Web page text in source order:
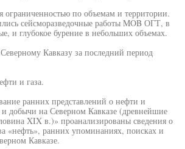
ограниченностью по объемам и территории.
сейсморазведочные работы MOB ОГТ, в
и глубокое бурение в небольших объемах.
Кавказу за последний период
и газа.
ранних представлений о нефти и
и добычи на Северном Кавказе (древнейшие
XIX в.)» проанализированы сведения о
«нефть», ранних упоминаниях, поисках и
Кавказе.